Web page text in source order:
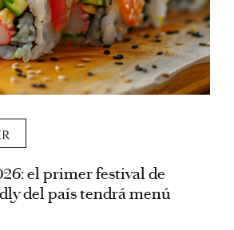
el primer festival de
del país tendrá menú